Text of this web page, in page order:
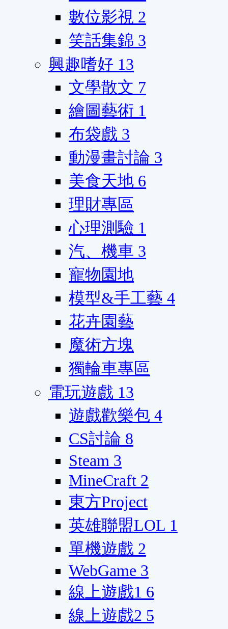
數位影視 2
笑話集錦 3
興趣嗜好 13
文學散文 7
繪圖藝術 1
布袋戲 3
動漫畫討論 3
美食天地 6
理財專區
心理測驗 1
汽、機車 3
寵物園地
模型&手工藝 4
花卉園藝
魔術方塊
獨輪車專區
電玩遊戲 13
遊戲歡樂包 4
CS討論 8
Steam 3
MineCraft 2
東方Project
英雄聯盟LOL 1
單機遊戲 2
WebGame 3
線上遊戲1 6
線上遊戲2 5